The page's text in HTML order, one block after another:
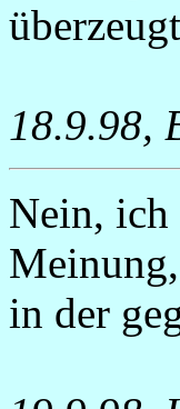
18.9.98,
Nein, ich
in der